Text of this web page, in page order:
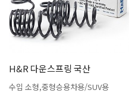
H&R 다운스프링 국산
수입 소형,중형승용차용/SUV용